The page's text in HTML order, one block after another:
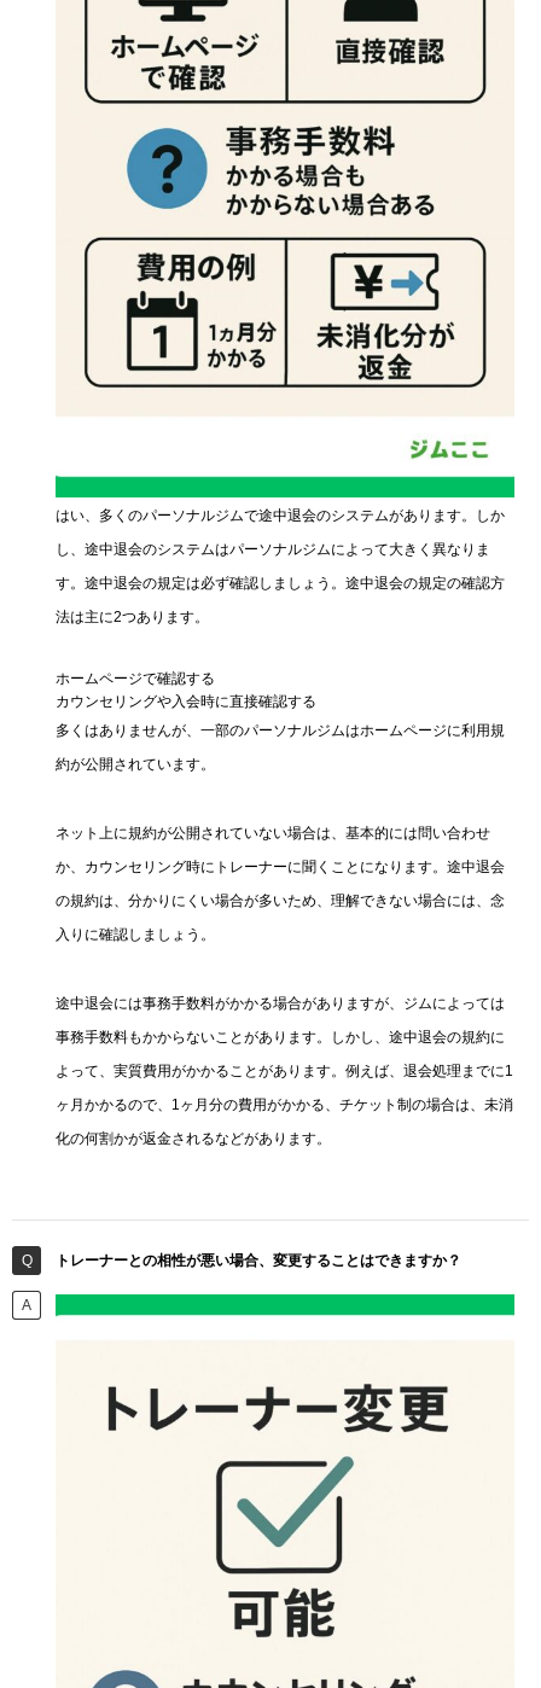
はい、多くのパーソナルジムで途中退会のシステムがあります。しか
し、途中退会のシステムはパーソナルジムによって大きく異なりま
す。途中退会の規定は必ず確認しましょう。途中退会の規定の確認方
法は主に2つあります。
ホームページで確認する
カウンセリングや入会時に直接確認する
多くはありませんが、一部のパーソナルジムはホームページに利用規
約が公開されています。
ネット上に規約が公開されていない場合は、基本的には問い合わせ
か、カウンセリング時にトレーナーに聞くことになります。途中退会
の規約は、分かりにくい場合が多いため、理解できない場合には、念
入りに確認しましょう。
途中退会には事務手数料がかかる場合がありますが、ジムによっては
事務手数料もかからないことがあります。しかし、途中退会の規約に
よって、実質費用がかかることがあります。例えば、退会処理までに1
ヶ月かかるので、1ヶ月分の費用がかかる、チケット制の場合は、未消
化の何割かが返金されるなどがあります。
トレーナーとの相性が悪い場合、変更することはできますか？